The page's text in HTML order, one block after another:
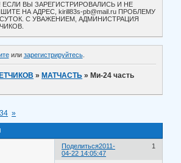
ЕСЛИ ВЫ ЗАРЕГИСТРИРОВАЛИСЬ И НЕ
НА АДРЕС, kirill83s-pb@mail.ru ПРОБЛЕМУ
С УВАЖЕНИЕМ, АДМИНИСТРАЦИЯ
или зарегистрируйтесь.
» МАТЧАСТЬ » Ми-24 часть
34 »
Поделиться 1
2011-
04-22 14:05:47